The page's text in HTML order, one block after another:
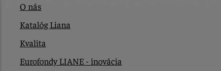
O nás
Katalóg Liana
Kvalita
Eurofondy LIANE - inovácia